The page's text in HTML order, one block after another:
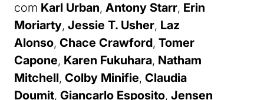
com Karl Urban, Antony Starr, Erin
Moriarty, Jessie T. Usher, Laz
Alonso, Chace Crawford, Tomer
Capone, Karen Fukuhara, Natham
Mitchell, Colby Minifie, Claudia
Doumit, Giancarlo Esposito, Jensen